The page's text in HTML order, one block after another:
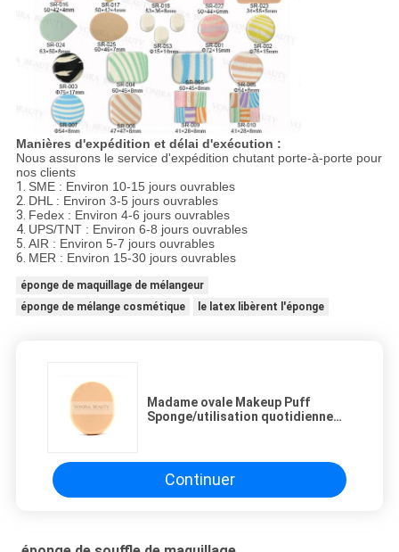
Manières d'expédition et délai d'exécution :
Nous assurons le service d'expédition chutant porte-à-porte pour
nos clients
1. SME : Environ 10-15 jours ouvrables
2. DHL : Environ 3-5 jours ouvrables
3. Fedex : Environ 4-6 jours ouvrables
4. UPS/TNT : Environ 6-8 jours ouvrables
5. AIR : Environ 5-7 jours ouvrables
6. MER : Environ 15-30 jours ouvrables
éponge de maquillage de mélangeur
éponge de mélange cosmétique
le latex libèrent l'éponge
Madame ovale Makeup Puff
Sponge/utilisation quotidienne
Continuer